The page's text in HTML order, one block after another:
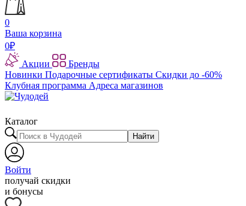
0
Ваша корзина
0₽
Акции
Бренды
Новинки Подарочные сертификаты Скидки до -60%
Клубная программа Адреса магазинов
Каталог
Найти
Войти
получай скидки
и бонусы